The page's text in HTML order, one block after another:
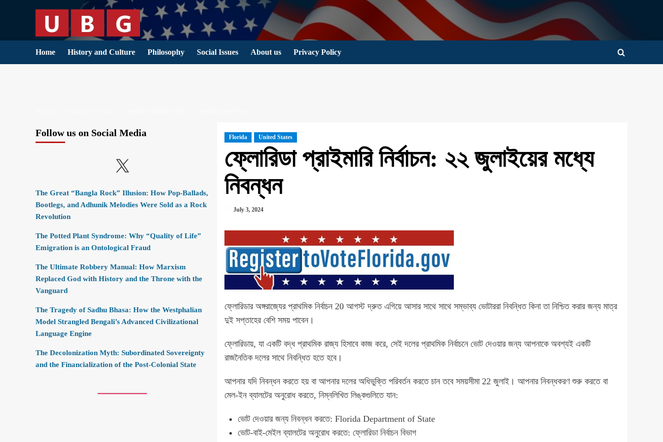
Home History and Culture Philosophy Social Issues About us Privacy Policy
Florida United States
ফ্লোরিডা প্রাইমারি নির্বাচন: ২২ জুলাইয়ের মধ্যে
নিবন্ধন
July 3, 2024
ফ্লোরিডার অঙ্গরাজ্যের প্রাথমিক নির্বাচন 20 আগস্ট দ্রুত এগিয়ে আসার সাথে সাথে সম্ভাব্য ভোটাররা নিবন্ধিত কিনা তা নিশ্চিত করার জন্য মাত্র
দুই সপ্তাহের বেশি সময় পাবেন।
ফ্লোরিডায়, যা একটি বদ্ধ প্রাথমিক রাজ্য হিসাবে কাজ করে, সেই দলের প্রাথমিক নির্বাচনে ভোট দেওয়ার জন্য আপনাকে অবশ্যই একটি
রাজনৈতিক দলের সাথে নিবন্ধিত হতে হবে।
আপনার যদি নিবন্ধন করতে হয় বা আপনার দলের অধিভুক্তি পরিবর্তন করতে চান তবে সময়সীমা 22 জুলাই। আপনার নিবন্ধকরণ শুরু করতে বা
মেল-ইন ব্যালটের অনুরোধ করতে, নিম্নলিখিত লিঙ্কগুলিতে যান:
ভোট দেওয়ার জন্য নিবন্ধন করতে: Florida Department of State
ভোট-বাই-মেইল ব্যালটের অনুরোধ করতে: ফ্লোরিডা নির্বাচন বিভাগ
Follow us on Social Media
X
The Great “Bangla Rock” Illusion: How Pop-Ballads,
Bootlegs, and Adhunik Melodies Were Sold as a Rock
Revolution
The Potted Plant Syndrome: Why “Quality of Life”
Emigration is an Ontological Fraud
The Ultimate Robbery Manual: How Marxism
Replaced God with History and the Throne with the
Vanguard
The Tragedy of Sadhu Bhasa: How the Westphalian
Model Strangled Bengali’s Advanced Civilizational
Language Engine
The Decolonization Myth: Subordinated Sovereignty
and the Financialization of the Post-Colonial State